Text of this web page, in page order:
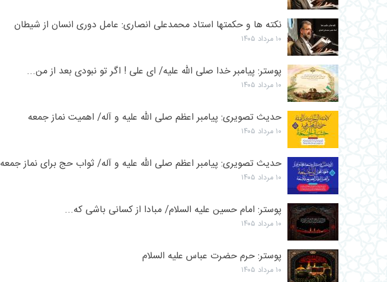
نکته ها و حکمتها استاد محمدعلی انصاری: عامل دوری انسان از شیطان
۱۰ مرداد ۱۴۰۵
پوستر: پیامبر خدا صلی الله علیه/ اى على ! اگر تو نبودى بعد از من...
۱۰ مرداد ۱۴۰۵
حدیث تصویری: پیامبر اعظم صلی الله علیه و آله/ اهمیت نماز جمعه
۱۰ مرداد ۱۴۰۵
حدیث تصویری: پیامبر اعظم صلی الله علیه و آله/ ثواب حج برای نماز جمعه
۱۰ مرداد ۱۴۰۵
پوستر: امام حسین علیه السلام/ مبادا از کسانی باشی که...
۱۰ مرداد ۱۴۰۵
پوستر: حرم حضرت عباس علیه السلام
۱۰ مرداد ۱۴۰۵